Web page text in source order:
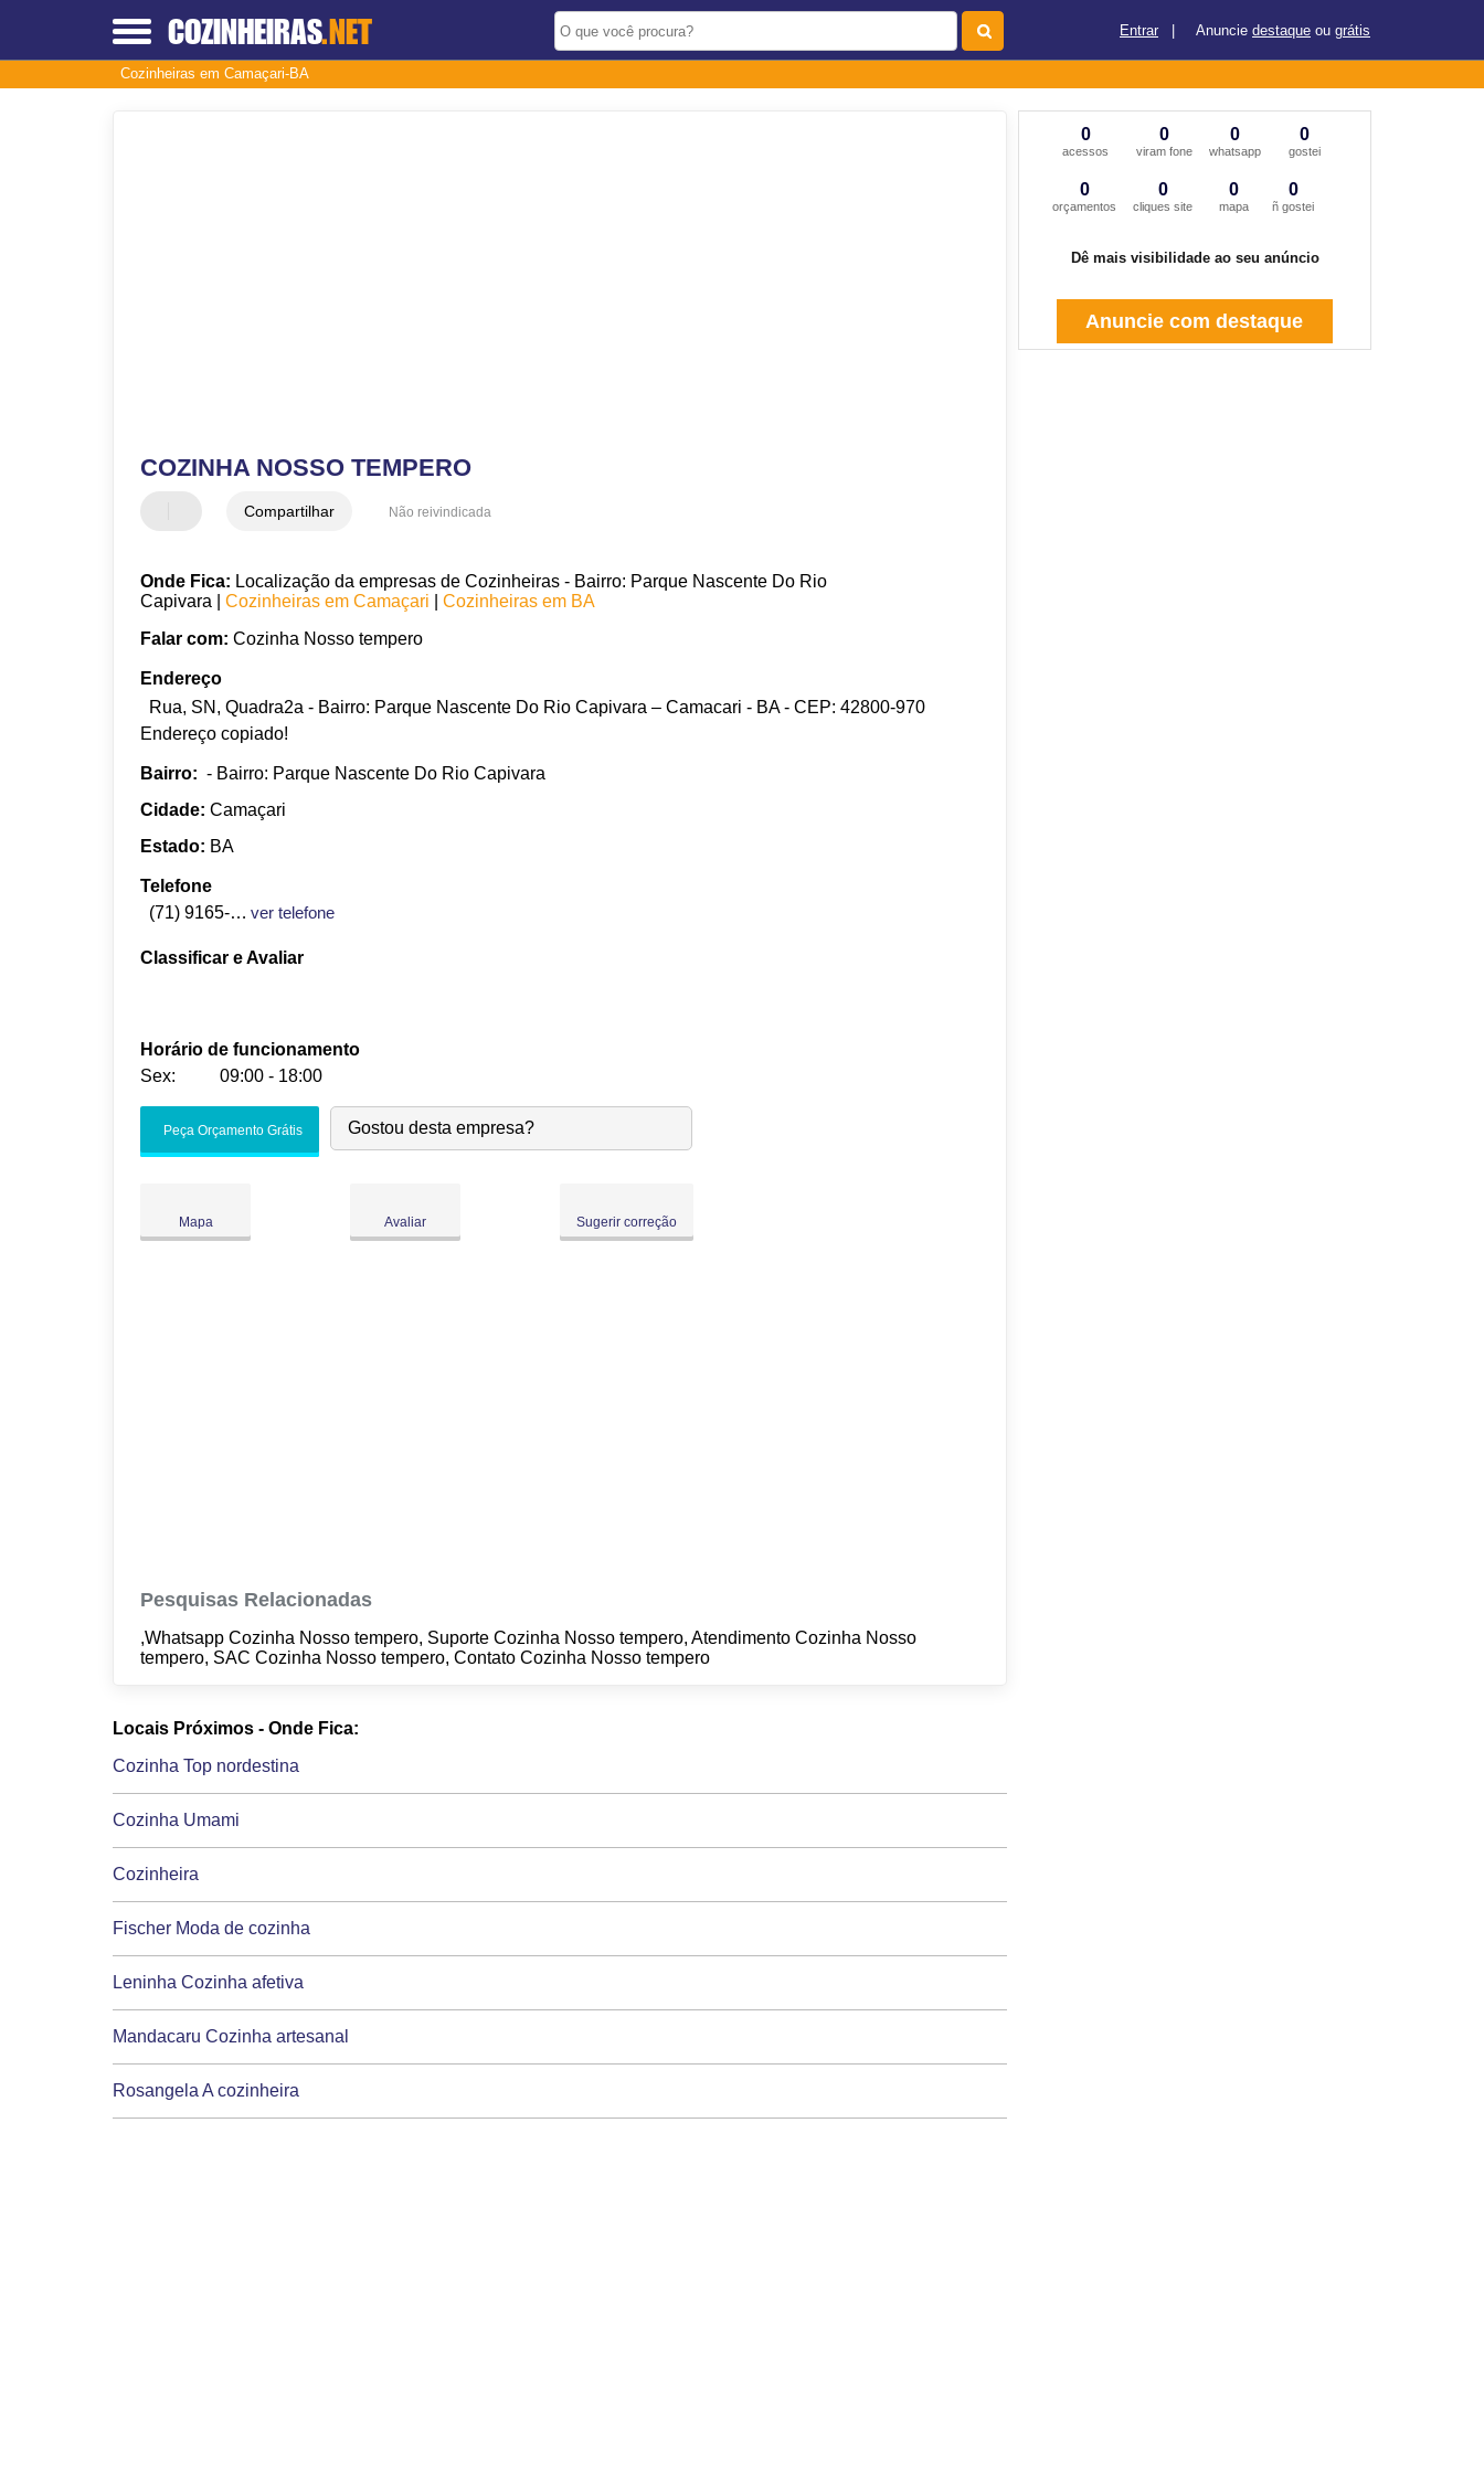
COZINHEIRAS.NET Entrar Anuncie destaque ou grátis
Cozinheiras em Camaçari-BA
COZINHA NOSSO TEMPERO
Compartilhar Não reivindicada
Onde Fica: Localização da empresas de Cozinheiras - Bairro: Parque Nascente Do Rio
Capivara |Cozinheiras em Camaçari |Cozinheiras em BA
Falar com: Cozinha Nosso tempero
Endereço
Rua, SN, Quadra2a - Bairro: Parque Nascente Do Rio Capivara – Camacari - BA - CEP: 42800-970
Endereço copiado!
Bairro: - Bairro: Parque Nascente Do Rio Capivara
Cidade: Camaçari
Estado: BA
Telefone
(71) 9165-1997
ver telefone
Classificar e Avaliar
Horário de funcionamento
Sex:
09:00 - 18:00
Sex:
Peça Orçamento Grátis Gostou desta empresa?
Mapa Avaliar Sugerir correção
Pesquisas Relacionadas
,Whatsapp Cozinha Nosso tempero, Suporte Cozinha Nosso tempero, Atendimento Cozinha Nosso
tempero, SAC Cozinha Nosso tempero, Contato Cozinha Nosso tempero
Locais Próximos - Onde Fica:
Cozinha Top nordestina
Cozinha Umami
Cozinheira
Fischer Moda de cozinha
Leninha Cozinha afetiva
Mandacaru Cozinha artesanal
Rosangela A cozinheira
0
acessos
0
viram fone
0
whatsapp
0
gostei
0
orçamentos
0
cliques site
0
mapa
0
ñ gostei
Dê mais visibilidade ao seu anúncio
Anuncie com destaque